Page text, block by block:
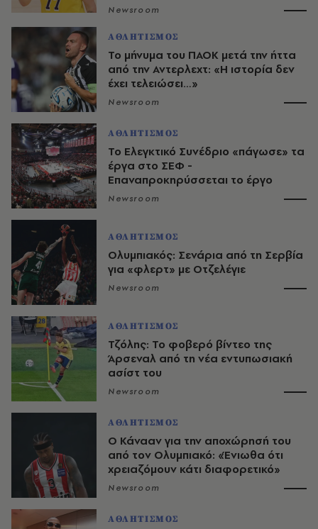
Newsroom
ΑΘΛΗΤΙΣΜΟΣ
Το μήνυμα του ΠΑΟΚ μετά την ήττα
από την Αντερλεχτ: «Η ιστορία δεν
έχει τελειώσει…»
Newsroom
ΑΘΛΗΤΙΣΜΟΣ
Το Ελεγκτικό Συνέδριο «πάγωσε» τα
έργα στο ΣΕΦ -
Επαναπροκηρύσσεται το έργο
Newsroom
ΑΘΛΗΤΙΣΜΟΣ
Ολυμπιακός: Σενάρια από τη Σερβία
για «φλερτ» με Οτζελέγιε
Newsroom
ΑΘΛΗΤΙΣΜΟΣ
Τζόλης: Το φοβερό βίντεο της
Άρσεναλ από τη νέα εντυπωσιακή
ασίστ του
Newsroom
ΑΘΛΗΤΙΣΜΟΣ
Ο Κάνααν για την αποχώρησή του
από τον Ολυμπιακό: «Ένιωθα ότι
χρειαζόμουν κάτι διαφορετικό»
Newsroom
ΑΘΛΗΤΙΣΜΟΣ